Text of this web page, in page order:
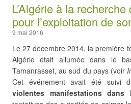
L’Algérie à la
pour l’exploitation de
9 mai 2016
Le 27 décembre 2014, la première
Algérie était allumée dans le
Tamanrasset, au sud du pays (voir
Cet événement avait été suivi
violentes manifestations dans